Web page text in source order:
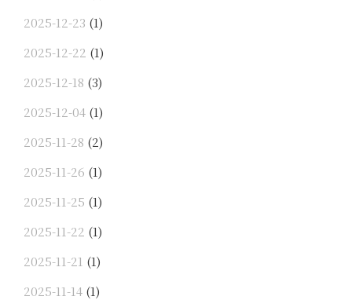
2025-12-23 (1)
2025-12-22 (1)
2025-12-18 (3)
2025-12-04 (1)
2025-11-28 (2)
2025-11-26 (1)
2025-11-25 (1)
2025-11-22 (1)
2025-11-21 (1)
2025-11-14 (1)